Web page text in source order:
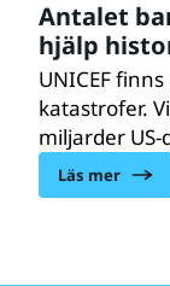
Antalet
hjälp
UNICEF
katastrofer.
miljarder
miljoner
Läs mer